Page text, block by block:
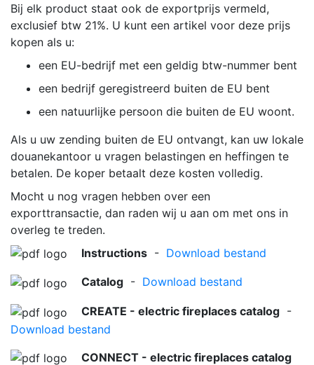
Bij elk product staat ook de exportprijs vermeld,
exclusief btw 21%. U kunt een artikel voor deze prijs
kopen als u:
een EU-bedrijf met een geldig btw-nummer bent
een bedrijf geregistreerd buiten de EU bent
een natuurlijke persoon die buiten de EU woont.
Als u uw zending buiten de EU ontvangt, kan uw lokale
douanekantoor u vragen belastingen en heffingen te
betalen. De koper betaalt deze kosten volledig.
Mocht u nog vragen hebben over een
exporttransactie, dan raden wij u aan om met ons in
overleg te treden.
Instructions - Download bestand
Catalog - Download bestand
CREATE - electric fireplaces catalog -
Download bestand
CONNECT - electric fireplaces catalog